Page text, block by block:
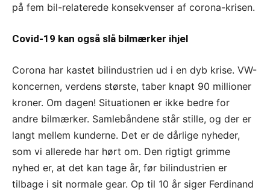
på fem bil-relaterede konsekvenser af corona-krisen.
Covid-19 kan også slå bilmærker ihjel
Corona har kastet bilindustrien ud i en dyb krise. VW-
koncernen, verdens største, taber knapt 90 millioner
kroner. Om dagen! Situationen er ikke bedre for
andre bilmærker. Samlebåndene står stille, og der er
langt mellem kunderne. Det er de dårlige nyheder,
som vi allerede har hørt om. Den rigtigt grimme
nyhed er, at det kan tage år, før bilindustrien er
tilbage i sit normale gear. Op til 10 år siger Ferdinand